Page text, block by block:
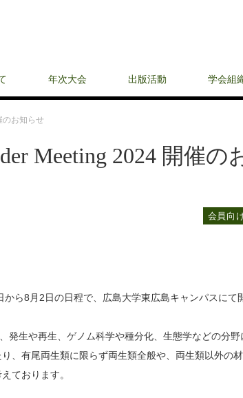
年次大会 出版活動 学会組
お知らせ
Meeting 2024 開催の
会員向
ら8月2日の日程で、広島大学東広島キャンパスにて
生や再生、ゲノム科学や種分化、生態学などの分
、有尾両生類に限らず両生類全般や、両生類以外の
ております。